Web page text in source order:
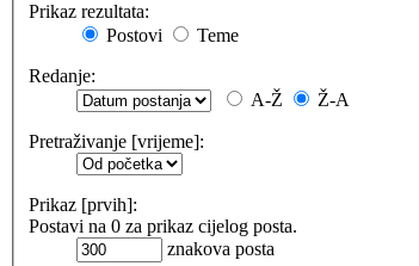
Prikaz rezultata:
Postovi
Teme
Redanje:
A-Ž
Ž-A
Pretraživanje [vrijeme]:
Prikaz [prvih]:
Postavi na 0 za prikaz cijelog posta.
znakova posta